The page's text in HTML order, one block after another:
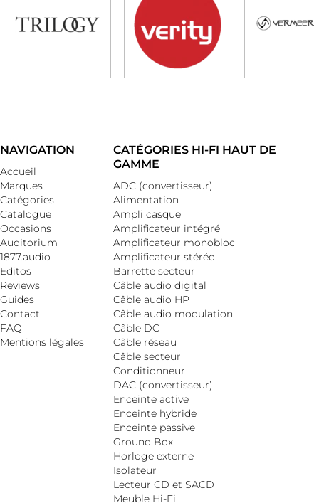
NAVIGATION
Accueil
Marques
Catégories
Catalogue
Occasions
Auditorium
1877.audio
Editos
Reviews
Guides
Contact
FAQ
Mentions légales
CATÉGORIES HI-FI HAUT DE
GAMME
ADC (convertisseur)
Alimentation
Ampli casque
Amplificateur intégré
Amplificateur monobloc
Amplificateur stéréo
Barrette secteur
Câble audio digital
Câble audio HP
Câble audio modulation
Câble DC
Câble réseau
Câble secteur
Conditionneur
DAC (convertisseur)
Enceinte active
Enceinte hybride
Enceinte passive
Ground Box
Horloge externe
Isolateur
Lecteur CD et SACD
Meuble Hi-Fi